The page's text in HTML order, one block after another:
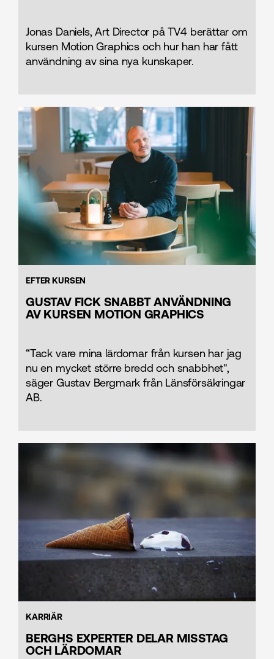
Jonas Daniels, Art Director på TV4 berättar om
kursen Motion Graphics och hur han har fått
användning av sina nya kunskaper.
EFTER KURSEN
GUSTAV FICK SNABBT ANVÄNDNING
AV KURSEN MOTION GRAPHICS
“Tack vare mina lärdomar från kursen har jag
nu en mycket större bredd och snabbhet",
säger Gustav Bergmark från Länsförsäkringar
AB.
KARRIÄR
BERGHS EXPERTER DELAR MISSTAG
OCH LÄRDOMAR